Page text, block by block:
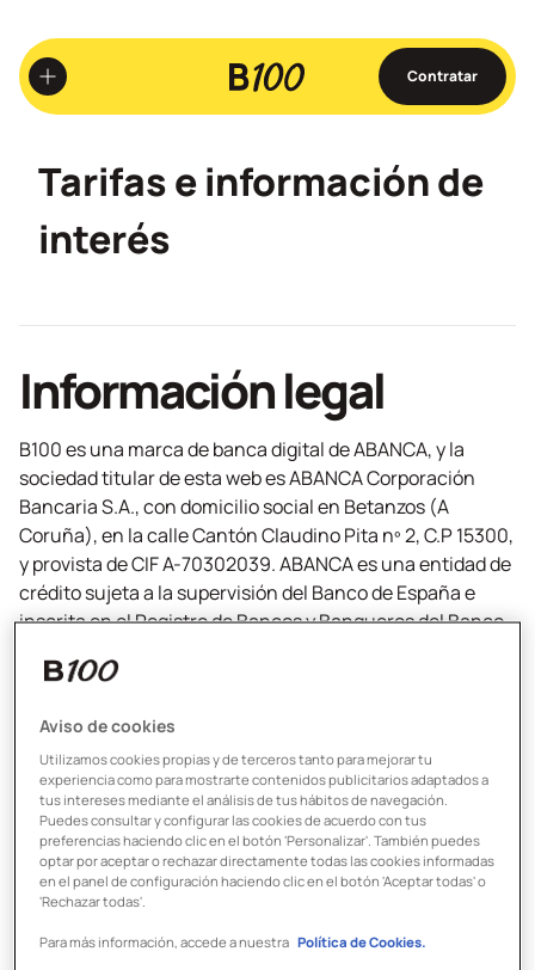
Ir
al
contenido
principal
Contratar
Tarifas e información de
interés
Información legal
B100 es una marca de banca digital de ABANCA, y la
sociedad titular de esta web es ABANCA Corporación
Bancaria S.A., con domicilio social en Betanzos (A
Coruña), en la calle Cantón Claudino Pita nº 2, C.P 15300,
y provista de CIF A-70302039. ABANCA es una entidad de
crédito sujeta a la supervisión del Banco de España e
inscrita en el Registro de Bancos y Banqueros del Banco
de A Coruña, al tomo 3426 de la Sección General, folio 1,
hoja C-47.803, inscripción 1ª.
Información de interés
Con tu pack B100 no pagarás las siguientes
Aviso de cookies
Utilizamos cookies propias y de terceros tanto para mejorar tu
experiencia como para mostrarte contenidos publicitarios adaptados a
tus intereses mediante el análisis de tus hábitos de navegación.
Puedes consultar y configurar las cookies de acuerdo con tus
preferencias haciendo clic en el botón 'Personalizar'. También puedes
optar por aceptar o rechazar directamente todas las cookies informadas
en el panel de configuración haciendo clic en el botón 'Aceptar todas' o
'Rechazar todas'.
Para más información, accede a nuestra Política de Cookies.